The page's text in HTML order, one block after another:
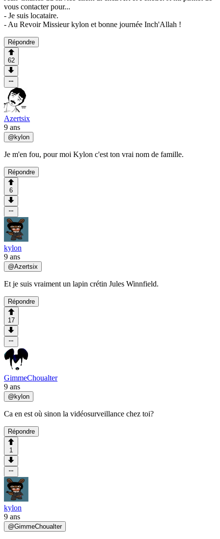
vous contacter pour...
- Je suis locataire.
- Au Revoir Missieur kylon et bonne journée Inch'Allah !
Répondre
62
Azertsix
9 ans
@kylon
Je m'en fou, pour moi Kylon c'est ton vrai nom de famille.
Répondre
6
kylon
9 ans
@Azertsix
Et je suis vraiment un lapin crétin Jules Winnfield.
Répondre
17
GimmeChoualter
9 ans
@ kylon
Ca en est où sinon la vidéosurveillance chez toi?
Répondre
1
kylon
9 ans
@GimmeChoualter